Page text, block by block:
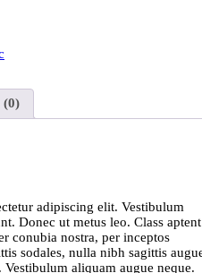
(0)
adipiscing elit. Vestibulum
Donec ut metus leo. Class aptent
conubia nostra, per inceptos
sodales, nulla nibh sagittis
aliquam augue neque.